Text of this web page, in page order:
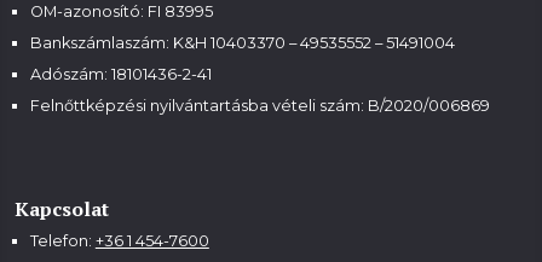
OM-azonosító: FI 83995
Bankszámlaszám: K&H 10403370 – 49535552 – 51491004
Adószám: 18101436-2-41
Felnőttképzési nyilvántartásba vételi szám: B/2020/006869
Kapcsolat
Telefon: +36 1 454-7600